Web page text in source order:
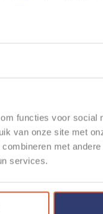
functies voor social
van onze site met
met
services.
- UV
50 METER
NW17